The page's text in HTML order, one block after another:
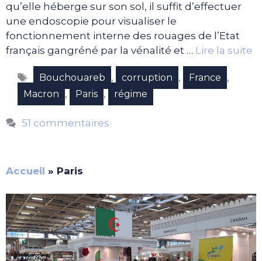
qu’elle héberge sur son sol, il suffit d’effectuer
une endoscopie pour visualiser le
fonctionnement interne des rouages de l’Etat
français gangréné par la vénalité et … Lire la suite
Étiquettes
Bouchouareb , corruption , France ,
Macron , Paris , régime
51 commentaires
Accueil » Paris